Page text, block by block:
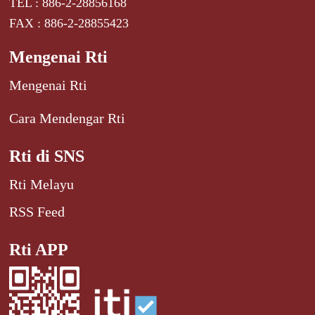
TEL : 886-2-28856168
FAX : 886-2-28855423
Mengenai Rti
Mengenai Rti
Cara Mendengar Rti
Rti di SNS
Rti Melayu
RSS Feed
Rti APP